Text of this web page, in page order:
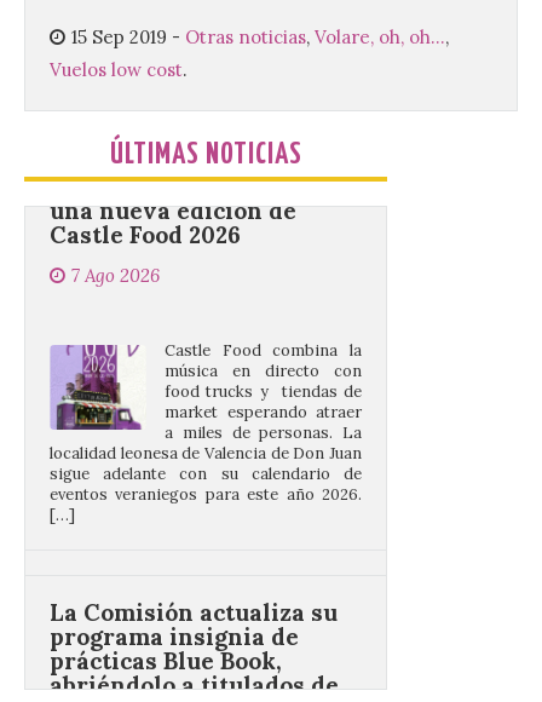
15 Sep 2019 - Otras noticias, Volare, oh, oh...,
Vuelos low cost.
ÚLTIMAS NOTICIAS
Valencia de Don Juan en
una nueva edición de
Castle Food 2026
7 Ago 2026
market esperando atraer
a miles de personas. La
localidad leonesa de Valencia de Don Juan
sigue adelante con su calendario de
eventos veraniegos para este año 2026.
[…]
abriéndolo a titulados de
EFP
6 Ago 2026